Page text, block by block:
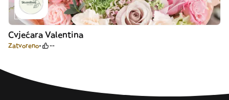
Cvjećara Valentina
Zatvoreno --